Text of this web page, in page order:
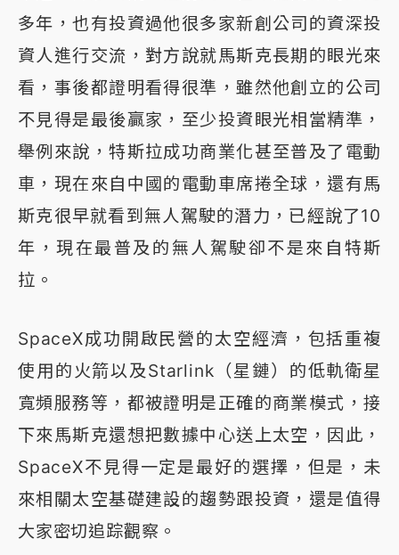
多年，也有投資過他很多家新創公司的資深投
資人進行交流，對方說就馬斯克長期的眼光來
看，事後都證明看得很準，雖然他創立的公司
不見得是最後贏家，至少投資眼光相當精準，
舉例來說，特斯拉成功商業化甚至普及了電動
車，現在來自中國的電動車席捲全球，還有馬
斯克很早就看到無人駕駛的潛力，已經說了10
年，現在最普及的無人駕駛卻不是來自特斯
拉。
SpaceX成功開啟民營的太空經濟，包括重複
使用的火箭以及Starlink（星鏈）的低軌衛星
寬頻服務等，都被證明是正確的商業模式，接
下來馬斯克還想把數據中心送上太空，因此，
SpaceX不見得一定是最好的選擇，但是，未
來相關太空基礎建設的趨勢跟投資，還是值得
大家密切追踪觀察。